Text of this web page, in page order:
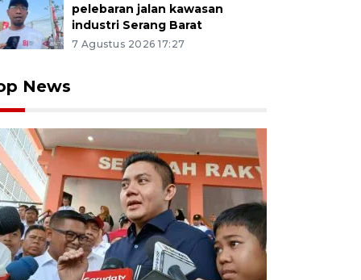
menaburkan irisan wortel ke adonan dimsum di
Kota Tangerang Selatan, Banten, Rabu (30/7/2025).
dan Menengah (UMKM) menyatakan hingga semester
1,2 juta UMKM naik kelas dari level usaha mikro
berkat program Kredit Usaha Rakyat (KUR)
mendukung perekonomian rakyat. ANTARA FOTO/
pelebaran jalan kawasan
industri Serang Barat
7 Agustus 2026 17:27
News